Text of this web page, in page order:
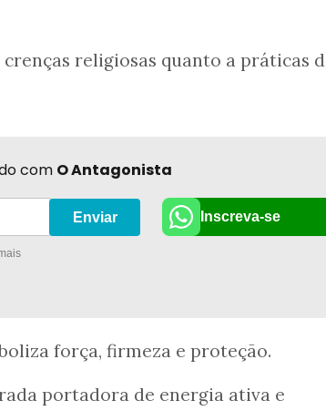
religiosas quanto a práticas
com O Antagonista
Enviar Inscreva-se
força, firmeza e proteção.
portadora de energia ativa e